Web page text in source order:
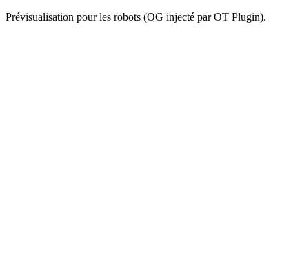
Prévisualisation pour les robots (OG injecté par OT Plugin).